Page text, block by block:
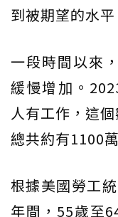
到被期望的水平
一段時間以來
緩慢增加。
人有工作，這
總共約有1100
根據美國勞工
年間，55歲至